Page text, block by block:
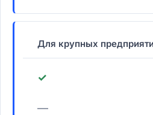
Для крупных
✓
—